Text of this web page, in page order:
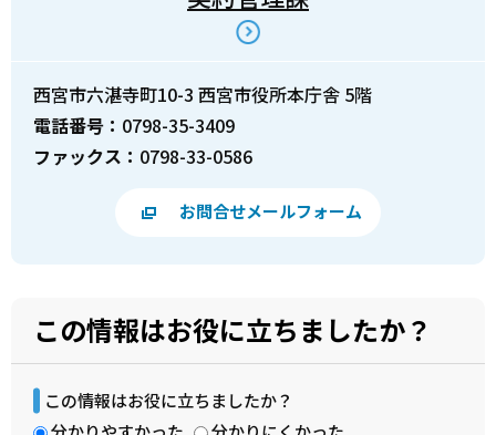
西宮市六湛寺町10-3 西宮市役所本庁舎 5階
電話番号： 0798-35-3409
ファックス： 0798-33-0586
お問合せメールフォーム
この情報はお役に立ちましたか？
この情報はお役に立ちましたか？